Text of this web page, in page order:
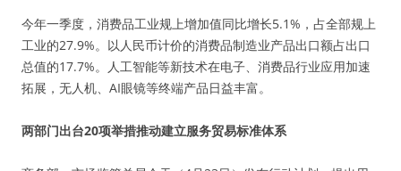
今年一季度，消费品工业规上增加值同比增长5.1%，占全部规上
工业的27.9%。以人民币计价的消费品制造业产品出口额占出口
总值的17.7%。人工智能等新技术在电子、消费品行业应用加速
拓展，无人机、AI眼镜等终端产品日益丰富。
两部门出台20项举措推动建立服务贸易标准体系